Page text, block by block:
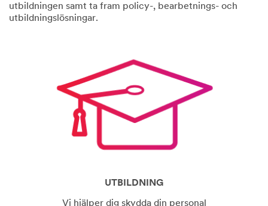
utbildningen samt ta fram policy-, bearbetnings- och
utbildningslösningar.
UTBILDNING
Vi hjälper dig skydda din personal